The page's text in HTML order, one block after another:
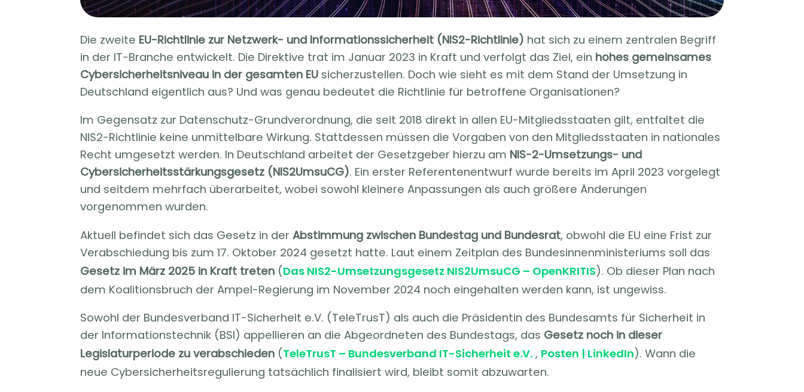
Die zweite EU-Richtlinie zur Netzwerk- und Informationssicherheit (NIS2-Richtlinie) hat sich zu einem zentralen Begriff
in der IT-Branche entwickelt. Die Direktive trat im Januar 2023 in Kraft und verfolgt das Ziel, ein hohes gemeinsames
Cybersicherheitsniveau in der gesamten EU sicherzustellen. Doch wie sieht es mit dem Stand der Umsetzung in
Deutschland eigentlich aus? Und was genau bedeutet die Richtlinie für betroffene Organisationen?
Im Gegensatz zur Datenschutz-Grundverordnung, die seit 2018 direkt in allen EU-Mitgliedsstaaten gilt, entfaltet die
NIS2-Richtlinie keine unmittelbare Wirkung. Stattdessen müssen die Vorgaben von den Mitgliedsstaaten in nationales
Recht umgesetzt werden. In Deutschland arbeitet der Gesetzgeber hierzu am NIS-2-Umsetzungs- und
Cybersicherheitsstärkungsgesetz (NIS2UmsuCG). Ein erster Referentenentwurf wurde bereits im April 2023 vorgelegt
und seitdem mehrfach überarbeitet, wobei sowohl kleinere Anpassungen als auch größere Änderungen
vorgenommen wurden.
Aktuell befindet sich das Gesetz in derAbstimmung zwischen Bundestag und Bundesrat, obwohl die EU eine Frist zur
Verabschiedung bis zum 17. Oktober 2024 gesetzt hatte. Laut einem Zeitplan des Bundesinnenministeriums soll das
Gesetz im März 2025 in Kraft treten (Das NIS2-Umsetzungsgesetz NIS2UmsuCG – OpenKRITIS). Ob dieser Plan nach
dem Koalitionsbruch der Ampel-Regierung im November 2024 noch eingehalten werden kann, ist ungewiss.
Sowohl der Bundesverband IT-Sicherheit e.V. (TeleTrusT) als auch die Präsidentin des Bundesamts für Sicherheit in
der Informationstechnik (BSI) appellieren an die Abgeordneten des Bundestags, das Gesetz noch in dieser
Legislaturperiode zu verabschieden (TeleTrusT – Bundesverband IT-Sicherheit e.V. , Posten | LinkedIn). Wann die
neue Cybersicherheitsregulierung tatsächlich finalisiert wird, bleibt somit abzuwarten.